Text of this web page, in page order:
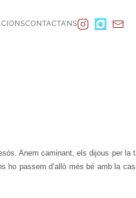
CONTACTA’NS
Anem caminant, els dijous per la
ho passem d’allò més bé amb la